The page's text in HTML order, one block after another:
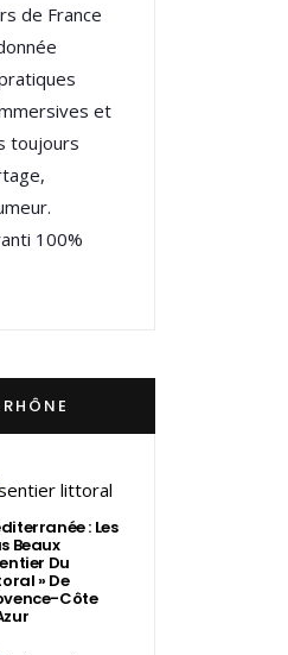
de France
et
toujours
100%
: Les
Beaux
Du
» De
Côte